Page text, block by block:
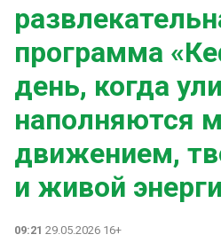
программа
день, когда
наполняются
движением,
и живой
09:21 29.05.2026 16+